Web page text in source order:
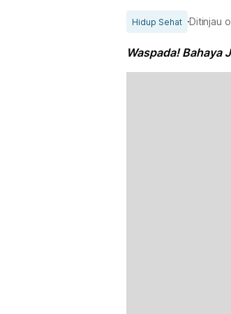
Hidup Sehat Ditinjau
Waspada! Bahaya